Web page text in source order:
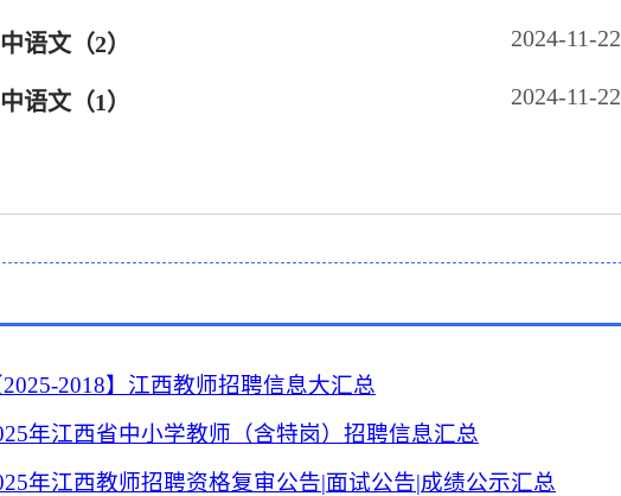
语文（2） 2024-11-22
语文（1） 2024-11-22
2025-2018】江西教师招聘信息大汇总
年江西省中小学教师（含特岗）招聘信息汇总
年江西教师招聘资格复审公告|面试公告|成绩公示汇总